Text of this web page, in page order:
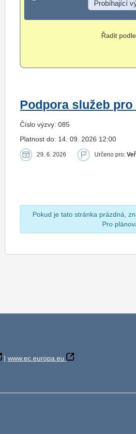
Probíhající
Řadit
Podpora služeb
Číslo výzvy: 085
Platnost do: 14. 09. 2026 12:00
29. 6. 2026 Určeno pro:
Pokud je tato stránka prázdná,
Pro
| www.ec.europa.eu